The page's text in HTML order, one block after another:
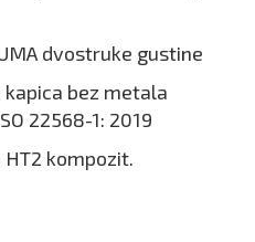
dvostruke gustine
kapica bez metala
22568-1: 2019
HT2 kompozit.